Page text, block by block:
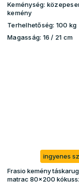
Keménység:
kemény
Terhelhetőség: 100 kg
Magasság: 16 / 21 cm
ingyenes
Frasio kemény
matrac 80x200